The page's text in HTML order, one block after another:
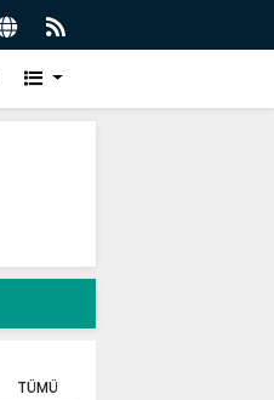
İşaret ve Markalaşma
TÜMÜ